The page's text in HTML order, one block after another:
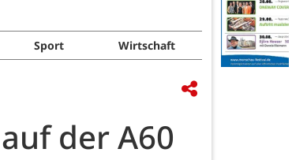
Sport Wirtschaft
der A60